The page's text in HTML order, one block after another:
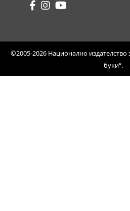
©2005-2026 Национално издателство
буки“.